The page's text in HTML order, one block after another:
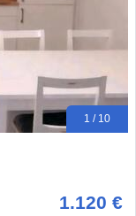
1 / 10
1.120 €